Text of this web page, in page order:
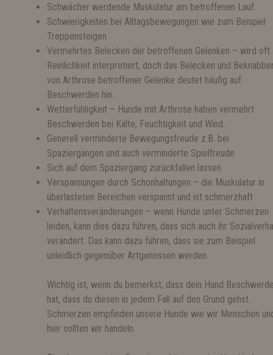
Schwächer werdende Muskulatur am betroffenen Lauf.
Schwierigkeiten bei Alltagsbewegungen wie zum Beispiel
Treppensteigen
Vermehrtes Belecken der betroffenen Gelenken – wird oft
Reinlichkeit interpretiert, doch das Belecken und
von Arthrose betroffener Gelenke deutet häufig auf
Beschwerden hin.
Wetterfühligkeit – Hunde mit Arthrose haben vermehrt
Beschwerden bei Kälte, Feuchtigkeit und Wind.
Generell verminderte Bewegungsfreude z.B. bei
Spaziergängen und auch verminderte Spielfreude
Sich auf dem Spaziergang zurückfallen lassen
Verspannungen durch Schonhaltungen – die Muskulatur in
überlasteten Bereichen verspannt und ist schmerzhaft
Verhaltensveränderungen – wenn Hunde unter Schmerzen
leiden, kann dies dazu führen, dass sich auch ihr
verändert. Das kann dazu führen, dass sie zum Beispiel
unleidlich gegenüber Artgenossen werden.
Wichtig ist, wenn du bemerkst, dass dein Hund
hat, dass du diesen in jedem Fall auf den Grund gehst.
Schmerzen empfinden unsere Hunde wie wir Menschen
hier sollten wir handeln.